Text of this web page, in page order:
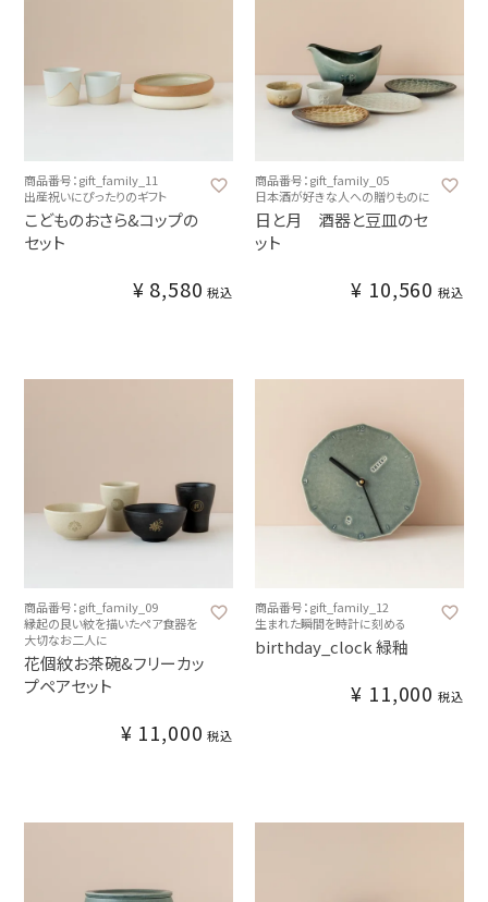
商品番号：gift_family_11
出産祝いにぴったりのギフト
こどものおさら&コップの
セット
¥ 8,580 税込
商品番号：gift_family_05
日本酒が好きな人への贈りものに
日と月 酒器と豆皿のセ
ット
¥ 10,560 税込
商品番号：gift_family_09
縁起の良い紋を描いたペア食器を
大切なお二人に
花個紋お茶碗&フリーカッ
プペアセット
¥ 11,000 税込
商品番号：gift_family_12
生まれた瞬間を時計に刻める
birthday_clock 緑釉
¥ 11,000 税込